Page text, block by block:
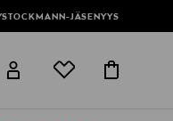
JÄSENYYS